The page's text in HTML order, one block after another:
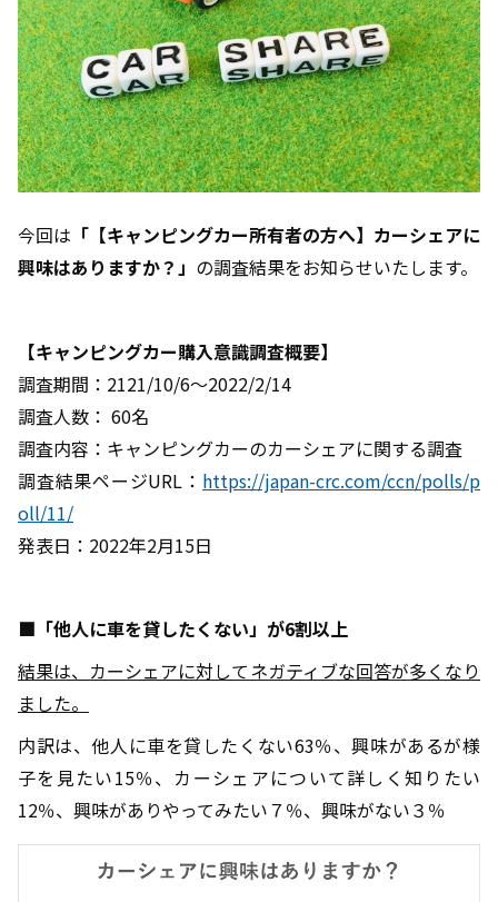
今回は 「【キャンピングカー所有者の方へ】カーシェアに
興味はありますか？」 の調査結果をお知らせいたします。
【キャンピングカー購入意識調査概要】
調査期間：2121/10/6～2022/2/14
調査人数： 60名
調査内容：キャンピングカーのカーシェアに関する調査
調査結果ページURL： https://japan-crc.com/ccn/polls/p
oll/11/
発表日：2022年2月15日
■「他人に車を貸したくない」が6割以上
結果は、カーシェアに対してネガティブな回答が多くなり
ました。
内訳は、他人に車を貸したくない63％、興味があるが様
子を見たい15％、カーシェアについて詳しく知りたい
12％、興味がありやってみたい７％、興味がない３％